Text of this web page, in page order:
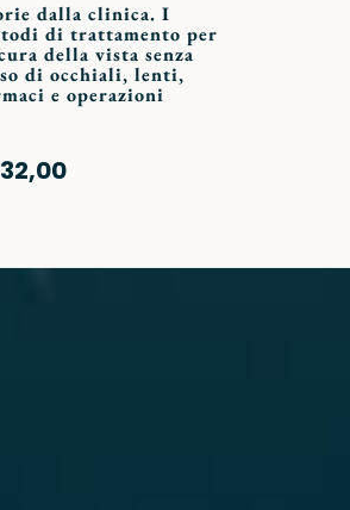
dalla clinica. I
di trattamento per
della vista senza
di occhiali, lenti,
e operazioni